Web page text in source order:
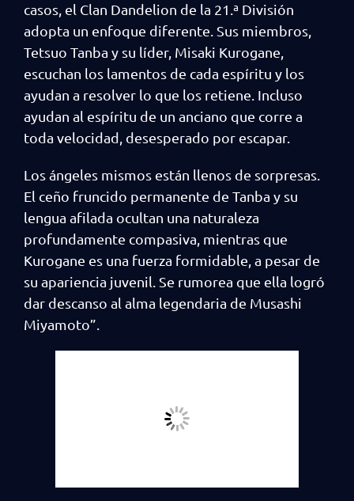
casos, el Clan Dandelion de la 21.ª División
adopta un enfoque diferente. Sus miembros,
Tetsuo Tanba y su líder, Misaki Kurogane,
escuchan los lamentos de cada espíritu y los
ayudan a resolver lo que los retiene. Incluso
ayudan al espíritu de un anciano que corre a
toda velocidad, desesperado por escapar.
Los ángeles mismos están llenos de sorpresas.
El ceño fruncido permanente de Tanba y su
lengua afilada ocultan una naturaleza
profundamente compasiva, mientras que
Kurogane es una fuerza formidable, a pesar de
su apariencia juvenil. Se rumorea que ella logró
dar descanso al alma legendaria de Musashi
Miyamoto”.